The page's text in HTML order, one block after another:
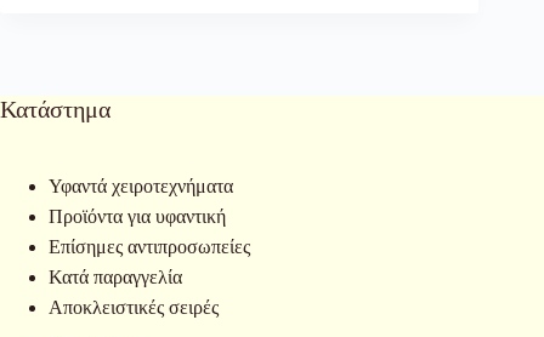
Κατάστημα
Υφαντά χειροτεχνήματα
Προϊόντα για υφαντική
Επίσημες αντιπροσωπείες
Κατά παραγγελία
Αποκλειστικές σειρές